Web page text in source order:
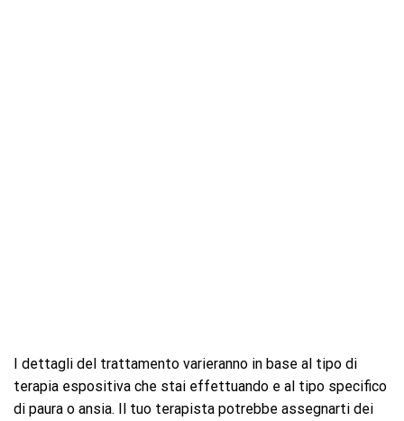
I dettagli del trattamento varieranno in base al tipo di
terapia espositiva che stai effettuando e al tipo specifico
di paura o ansia. Il tuo terapista potrebbe assegnarti dei